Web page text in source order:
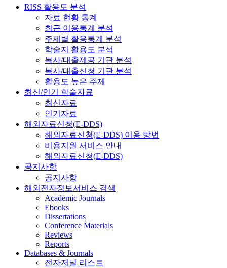
RISS 활용도 분석
자료 현황 통계
최근 이용통계 분석
주제별 활용통계 분석
학술지 활용도 분석
복사/대출제공 기관 분석
복사/대출신청 기관 분석
활용도 높은 주제
최신/인기 학술자료
최신자료
인기자료
해외자료신청(E-DDS)
해외자료신청(E-DDS) 이용 방법
비용지원 서비스 안내
해외자료신청(E-DDS)
공지사항
공지사항
해외전자정보서비스 검색
Academic Journals
Ebooks
Dissertations
Conference Materials
Reviews
Reports
Databases & Journals
전자저널 리스트